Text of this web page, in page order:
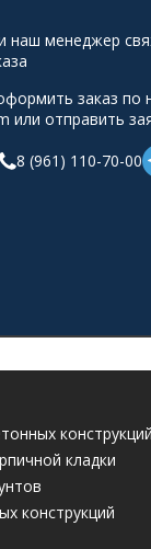
наш менеджер
заказ по
или отправить
8 (961) 110-70-00
конструкций
кладки
конструкций